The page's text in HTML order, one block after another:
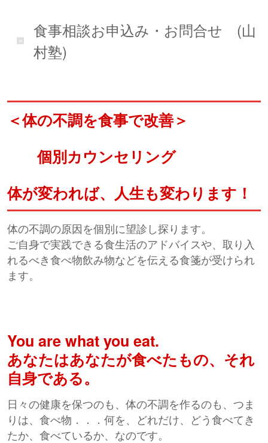
食事相談お申込み・お問合せ (山
村塾)
＜体の不調を食事で改善＞
個別カウンセリング
体が変われば、人生も変わります！
体の不調の原因を個別に望診し探ります。
ご自身で実践できる食生活のアドバイスや、取り入
れるべき食べ物飲み物などを伝える食箋が受けられ
ます。
You are what you eat.
あなたはあなたが食べたもの、それ
自身である。
日々の健康を保つのも、体の不調を作るのも、つま
りは、食べ物．．．何を、どれだけ、どう食べてき
たか、食べているか、なのです。